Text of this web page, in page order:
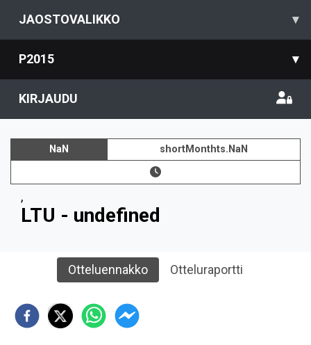
JAOSTOVALIKKO ▾
P2015 ▾
KIRJAUDU
NaN shortMonthts.NaN
,
LTU - undefined
Otteluennakko Otteluraportti